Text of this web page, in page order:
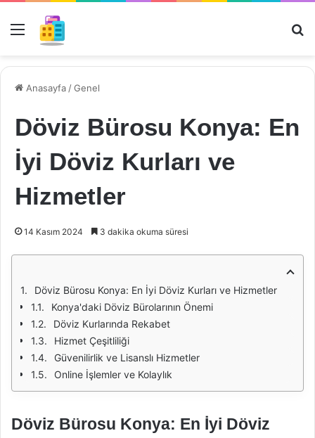
Menü
Anasayfa /Genel
Döviz Bürosu Konya: En
İyi Döviz Kurları ve
Hizmetler
14 Kasım 2024 3 dakika okuma süresi
Döviz Bürosu Konya: En İyi Döviz Kurları ve Hizmetler
Konya'daki Döviz Bürolarının Önemi
Döviz Kurlarında Rekabet
Hizmet Çeşitliliği
Güvenilirlik ve Lisanslı Hizmetler
Online İşlemler ve Kolaylık
Döviz Bürosu Konya: En İyi Döviz